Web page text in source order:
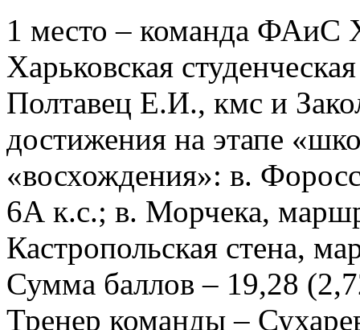
1 место – команда ФАиС
Харьковская
Полтавец Е.И., кмс и
достижения на этапе
«восхождения»: в.
6А к.с.; в. Морчека,
Кастропольская стена,
Сумма баллов – 19,28
Тренер команды –